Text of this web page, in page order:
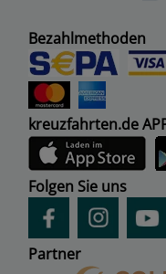
Bezahlmethoden
kreuzfahrten.de
Folgen Sie uns
Partner